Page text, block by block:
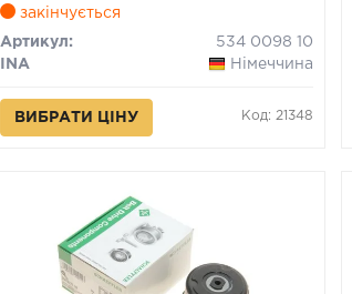
закінчується
Артикул:
534 0098 10
INA
Німеччина
ВИБРАТИ ЦІНУ Код: 21348